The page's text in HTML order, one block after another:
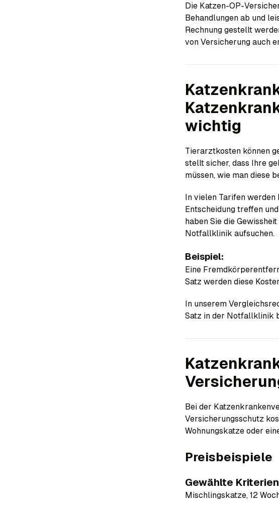
Die Katzen-OP-
Behandlungen ab und
Rechnung gestellt
von Versicherung auch
wichtig
Tierarztkosten können
stellt sicher, dass Ihre
müssen, wie man diese
In vielen Tarifen
Entscheidung treffen
haben Sie die
Notfallklinik aufsuchen.
Beispiel:
Eine
Satz werden diese
In unserem
Satz in der Notfallklinik
Bei der
Versicherungsschutz
Wohnungskatze oder
Preisbeispiele
Gewählte
Mischlingskatze, 12